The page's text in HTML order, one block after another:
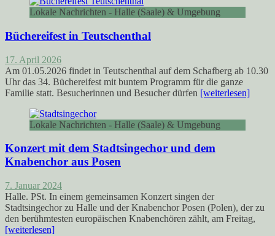
Lokale Nachrichten - Halle (Saale) & Umgebung
Büchereifest in Teutschenthal
17. April 2026
Am 01.05.2026 findet in Teutschenthal auf dem Schafberg ab 10.30
Uhr das 34. Büchereifest mit buntem Programm für die ganze
Familie statt. Besucherinnen und Besucher dürfen [weiterlesen]
Lokale Nachrichten - Halle (Saale) & Umgebung
Konzert mit dem Stadtsingechor und dem
Knabenchor aus Posen
7. Januar 2024
Halle. PSt. In einem gemeinsamen Konzert singen der
Stadtsingechor zu Halle und der Knabenchor Posen (Polen), der zu
den berühmtesten europäischen Knabenchören zählt, am Freitag,
[weiterlesen]